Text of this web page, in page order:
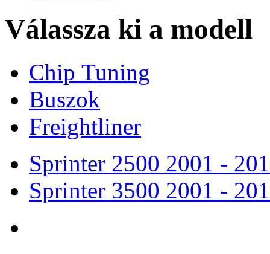
Válassza ki a modell
Chip Tuning
Buszok
Freightliner
Sprinter 2500 2001 -
Sprinter 3500 2001 -